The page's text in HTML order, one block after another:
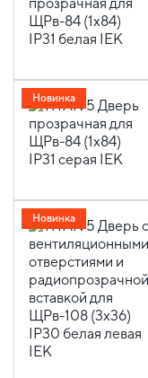
Новинка
Новинка